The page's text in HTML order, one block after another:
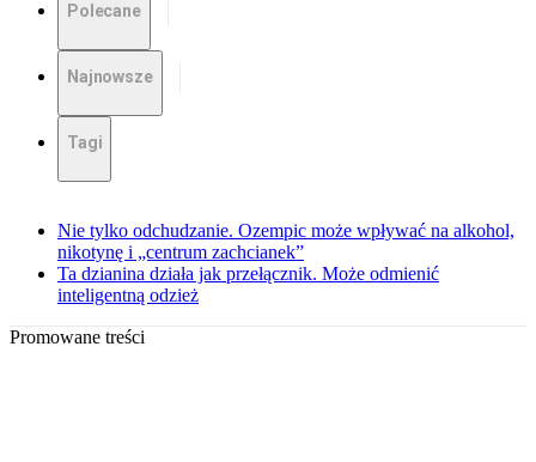
Polecane
Najnowsze
Tagi
Nie tylko odchudzanie. Ozempic może wpływać na alkohol,
nikotynę i „centrum zachcianek”
Ta dzianina działa jak przełącznik. Może odmienić
inteligentną odzież
Promowane treści